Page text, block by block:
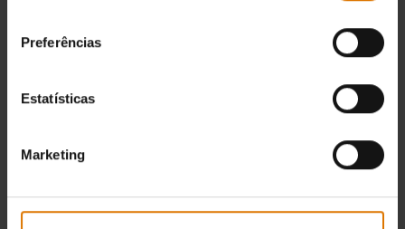
Preferências
Estatísticas
Marketing